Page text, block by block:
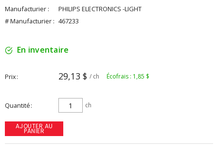
Manufacturier :
PHILIPS ELECTRONICS -LIGHT
# Manufacturier : 467233
En inventaire
Prix 29,13 $ / ch Écofrais : 1,85 $
Quantité ch
AJOUTER AU
PANIER